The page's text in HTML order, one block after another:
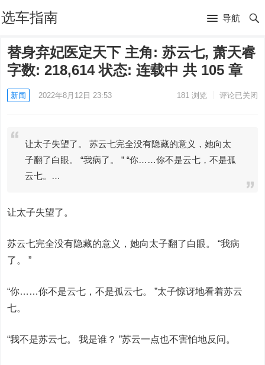
选车指南 导航
替身弃妃医定天下 主角: 苏云七, 萧天睿
字数: 218,614 状态: 连载中 共 105 章
新闻 2022年8月12日 23:53 181浏览 评论已关闭
让太子失望了。 苏云七完全没有隐藏的意义，她向太
子翻了白眼。 “我病了。 ” “你……你不是云七，不是孤
云七。…
让太子失望了。
苏云七完全没有隐藏的意义，她向太子翻了白眼。 “我病
了。 ”
“你……你不是云七，不是孤云七。 ”太子惊讶地看着苏云
七。
“我不是苏云七。 我是谁？ ”苏云一点也不害怕地反问。